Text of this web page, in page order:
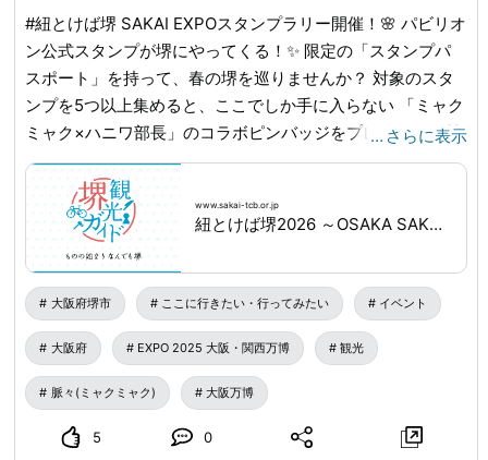
#紐とけば堺 SAKAI EXPOスタンプラリー開催！🌸 パビリオ
ン公式スタンプが堺にやってくる！✨ 限定の「スタンプパ
スポート」を持って、春の堺を巡りませんか？ 対象のスタ
ンプを5つ以上集めると、ここでしか手に入らない 「ミャク
ミャク×ハニワ部長」のコラボピンバッジをプレゼント！🎁
（※条件あり・数量限定） 万博のワクワクを堺で体験できる
特別な1ヶ月。 スタンプによって設置期間が異なりますの
で、 お出かけ前にぜひ特設サイトをチェックしてください
ね🔍 📅 期間：3月1日（日）〜31日（火） 📍 スタンプポイ
ント：さかい利晶の杜、百舌鳥古墳群ビジターセンターなど
市内10箇所 💰 参加費：無料（一部施設は入館料が必要） ✅
ピンバッジの受け取り条件・詳細は… プロフィールのリン
ク先「紐とけば堺2026」を必ずご確認ください！
www.sakai-tcb.or.jp
...
… さらに表示
www.sakai-tcb.or.jp
紐とけば堺2026 ～OSAKA SAKAI EXPO～｜NEWS｜堺観光ガイド
大阪府堺市 ここに行きたい・行ってみたい イベント
大阪府 EXPO 2025 大阪・関西万博 観光
脈々(ミャクミャク) 大阪万博
5 0